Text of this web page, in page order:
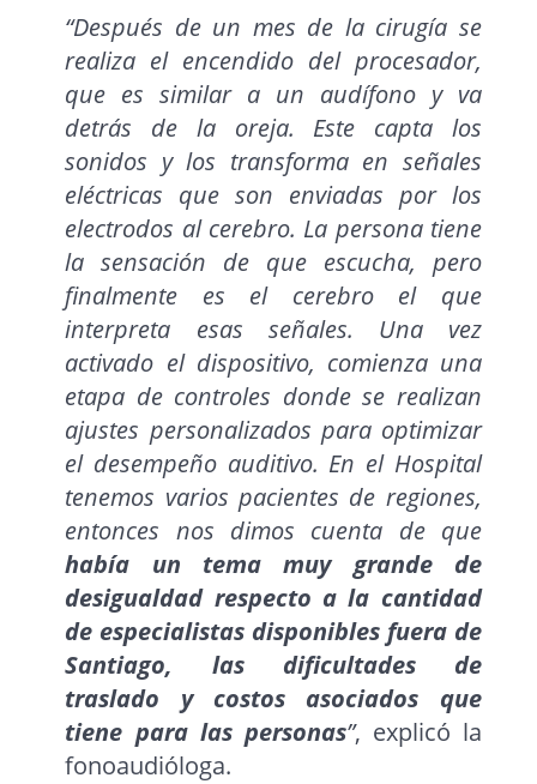
“Después de un mes de la cirugía se
realiza el encendido del procesador,
que es similar a un audífono y va
detrás de la oreja. Este capta los
sonidos y los transforma en señales
eléctricas que son enviadas por los
electrodos al cerebro. La persona tiene
la sensación de que escucha, pero
finalmente es el cerebro el que
interpreta esas señales. Una vez
activado el dispositivo, comienza una
etapa de controles donde se realizan
ajustes personalizados para optimizar
el desempeño auditivo. En el Hospital
tenemos varios pacientes de regiones,
entonces nos dimos cuenta de que
había un tema muy grande de
desigualdad respecto a la cantidad
de especialistas disponibles fuera de
Santiago, las dificultades de
traslado y costos asociados que
tiene para las personas”, explicó la
fonoaudióloga.